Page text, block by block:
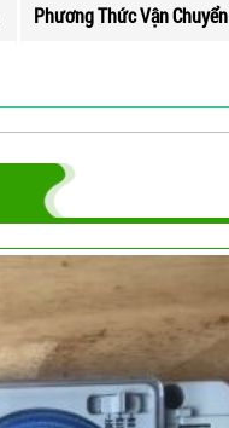
Phương Thức Vận Chuyển